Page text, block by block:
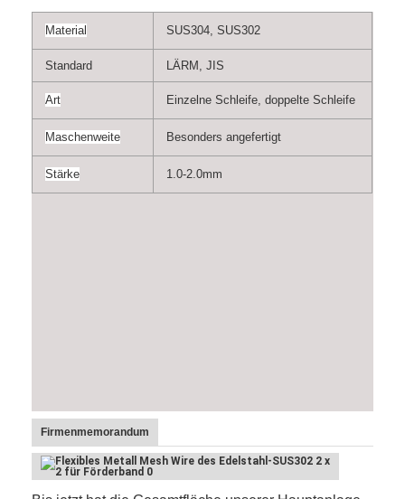
Material SUS304, SUS302
Standard LÄRM, JIS
Art Einzelne Schleife, doppelte Schleife
Maschenweite Besonders angefertigt
Stärke 1.0-2.0mm
Firmenmemorandum